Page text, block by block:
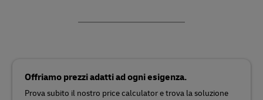
Offriamo prezzi adatti ad ogni esigenza.
Prova subito il nostro price calculator e trova la soluzione